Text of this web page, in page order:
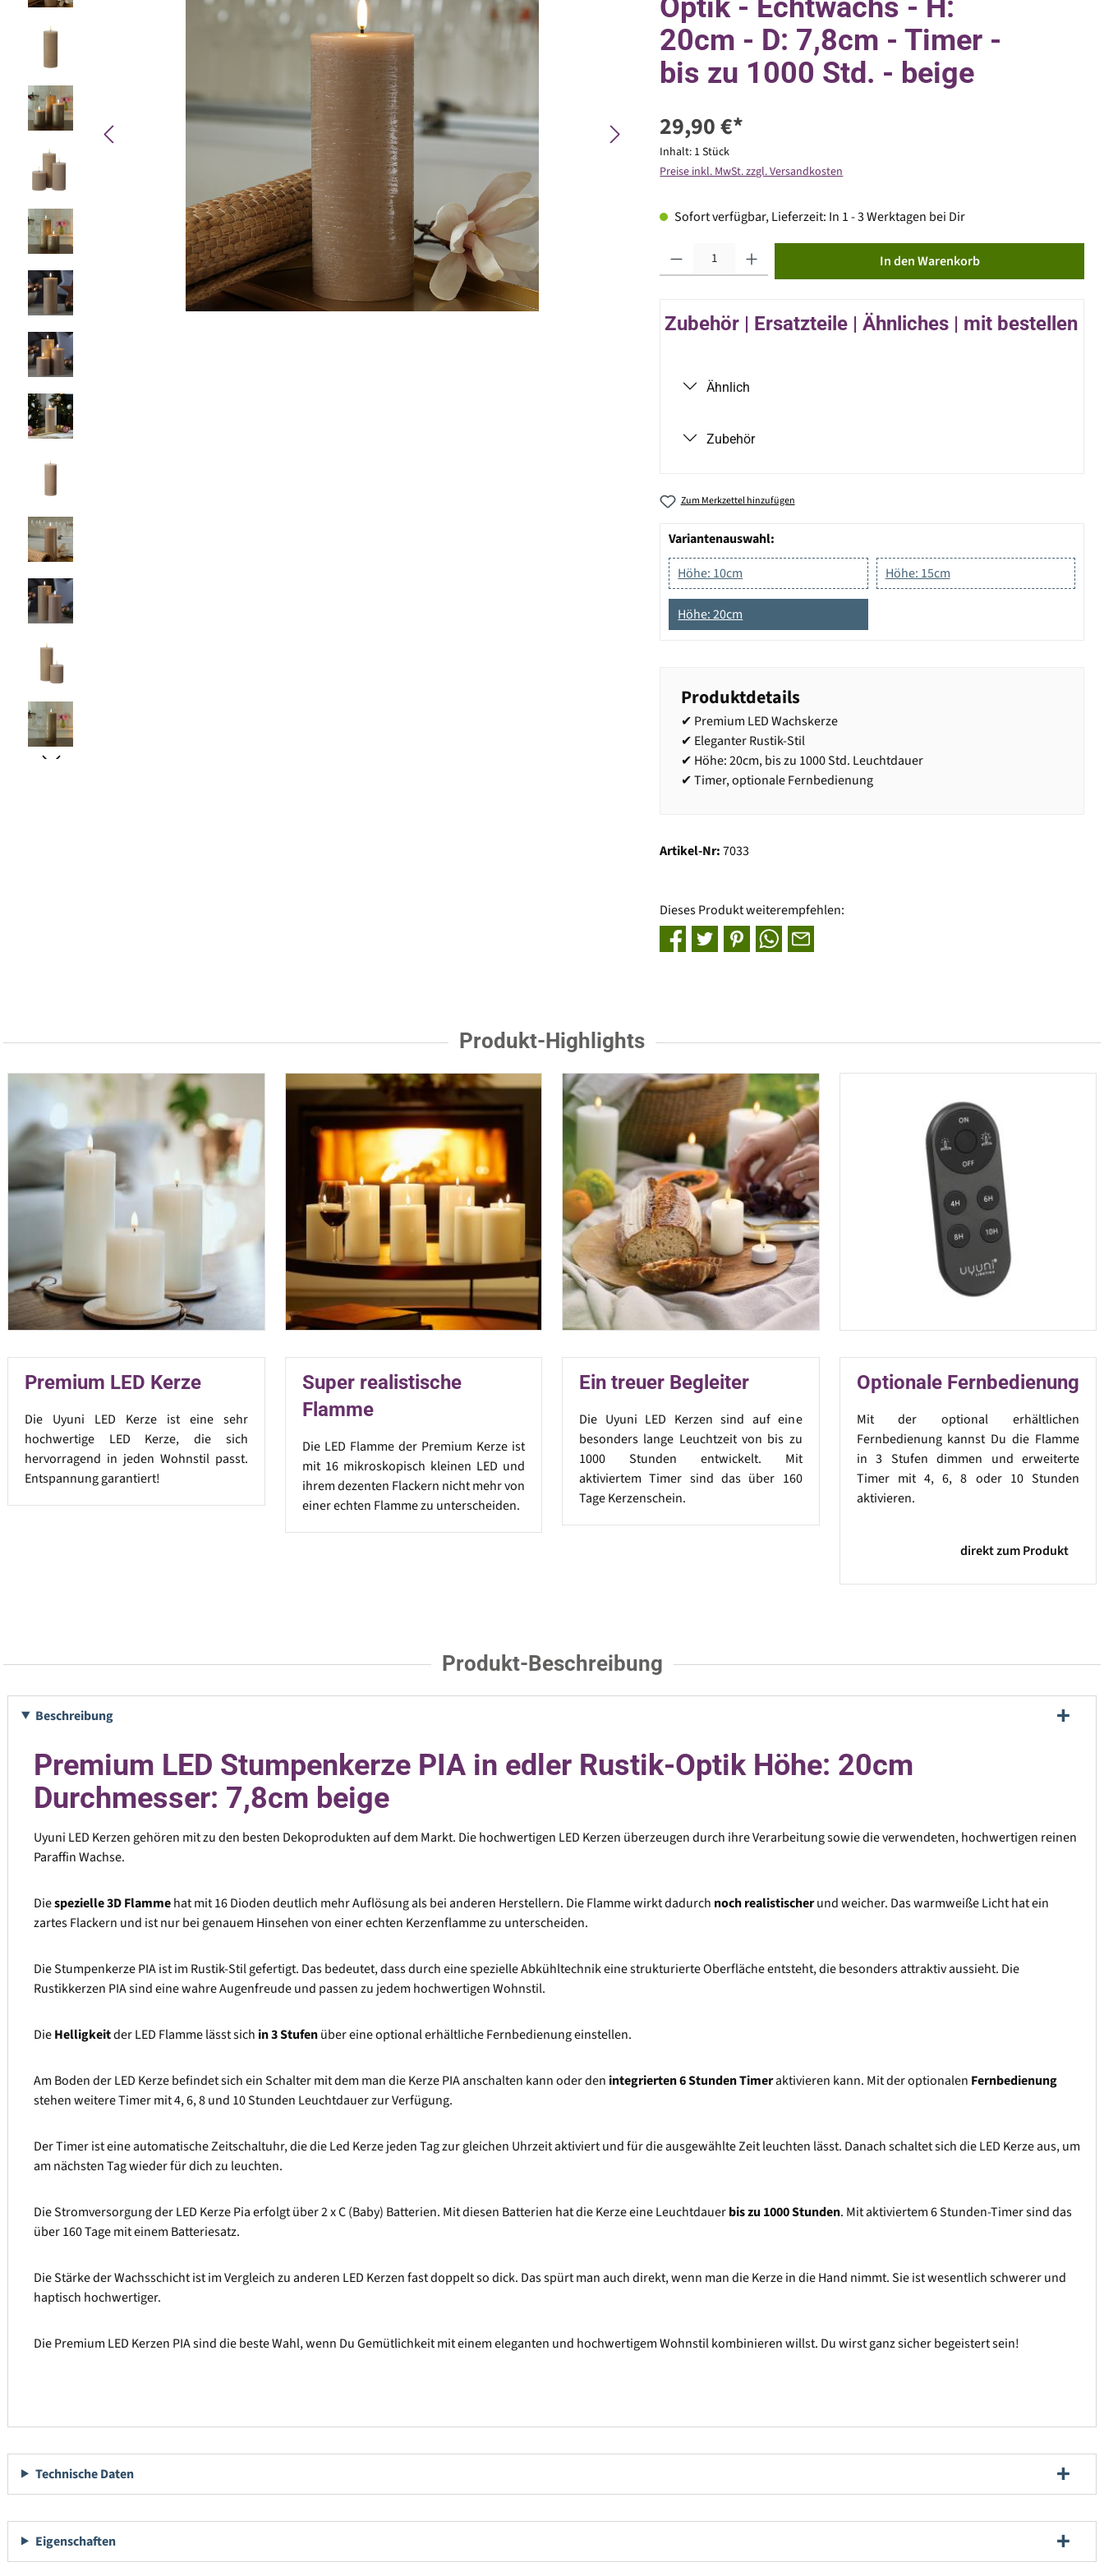
Optik - Echtwachs - H:
20cm - D: 7,8cm - Timer -
bis zu 1000 Std. - beige
29,90 €*
Inhalt: 1 Stück
Preise inkl. MwSt. zzgl. Versandkosten
Sofort verfügbar, Lieferzeit: In 1 - 3 Werktagen bei Dir
In den Warenkorb
Zubehör | Ersatzteile | Ähnliches | mit bestellen
Ähnlich
Zubehör
Zum Merkzettel hinzufügen
Variantenauswahl:
Höhe: 10cm
Höhe: 15cm
Höhe: 20cm
Produktdetails
✔ Premium LED Wachskerze
✔ Eleganter Rustik-Stil
✔ Höhe: 20cm, bis zu 1000 Std. Leuchtdauer
✔ Timer, optionale Fernbedienung
Artikel-Nr:7033
Dieses Produkt weiterempfehlen:
Produkt-Highlights
Premium LED Kerze
Die Uyuni LED Kerze ist eine sehr
hochwertige LED Kerze, die sich
hervorragend in jeden Wohnstil passt.
Entspannung garantiert!
Super realistische
Flamme
Die LED Flamme der Premium Kerze ist
mit 16 mikroskopisch kleinen LED und
ihrem dezenten Flackern nicht mehr von
einer echten Flamme zu unterscheiden.
Ein treuer Begleiter
Die Uyuni LED Kerzen sind auf eine
besonders lange Leuchtzeit von bis zu
1000 Stunden entwickelt. Mit
aktiviertem Timer sind das über 160
Tage Kerzenschein.
Optionale Fernbedienung
Mit der optional erhältlichen
Fernbedienung kannst Du die Flamme
in 3 Stufen dimmen und erweiterte
Timer mit 4, 6, 8 oder 10 Stunden
aktivieren.
direkt zum Produkt
Produkt-Beschreibung
Beschreibung
Premium LED Stumpenkerze PIA in edler Rustik-Optik Höhe: 20cm
Durchmesser: 7,8cm beige
Uyuni LED Kerzen gehören mit zu den besten Dekoprodukten auf dem Markt. Die hochwertigen LED Kerzen überzeugen durch ihre Verarbeitung sowie die verwendeten, hochwertigen reinen
Paraffin Wachse.
Diespezielle 3D Flammehat mit 16 Dioden deutlich mehr Auflösung als bei anderen Herstellern. Die Flamme wirkt dadurch noch realistischerund weicher. Das warmweiße Licht hat ein
zartes Flackern und ist nur bei genauem Hinsehen von einer echten Kerzenflamme zu unterscheiden.
Die Stumpenkerze PIA ist im Rustik-Stil gefertigt. Das bedeutet, dass durch eine spezielle Abkühltechnik eine strukturierte Oberfläche entsteht, die besonders attraktiv aussieht. Die
Rustikkerzen PIA sind eine wahre Augenfreude und passen zu jedem hochwertigen Wohnstil.
DieHelligkeitder LED Flamme lässt sich in 3 Stufenüber eine optional erhältliche Fernbedienung einstellen.
Am Boden der LED Kerze befindet sich ein Schalter mit dem man die Kerze PIA anschalten kann oder den integrierten 6 Stunden Timeraktivieren kann. Mit der optionalen Fernbedienung
stehen weitere Timer mit 4, 6, 8 und 10 Stunden Leuchtdauer zur Verfügung.
Der Timer ist eine automatische Zeitschaltuhr, die die Led Kerze jeden Tag zur gleichen Uhrzeit aktiviert und für die ausgewählte Zeit leuchten lässt. Danach schaltet sich die LED Kerze aus, um
am nächsten Tag wieder für dich zu leuchten.
Die Stromversorgung der LED Kerze Pia erfolgt über 2 x C (Baby) Batterien. Mit diesen Batterien hat die Kerze eine Leuchtdauerbis zu 1000 Stunden. Mit aktiviertem 6 Stunden-Timer sind das
über 160 Tage mit einem Batteriesatz.
Die Stärke der Wachsschicht ist im Vergleich zu anderen LED Kerzen fast doppelt so dick. Das spürt man auch direkt, wenn man die Kerze in die Hand nimmt. Sie ist wesentlich schwerer und
haptisch hochwertiger.
Die Premium LED Kerzen PIA sind die beste Wahl, wenn Du Gemütlichkeit mit einem eleganten und hochwertigem Wohnstil kombinieren willst. Du wirst ganz sicher begeistert sein!
Technische Daten
Eigenschaften